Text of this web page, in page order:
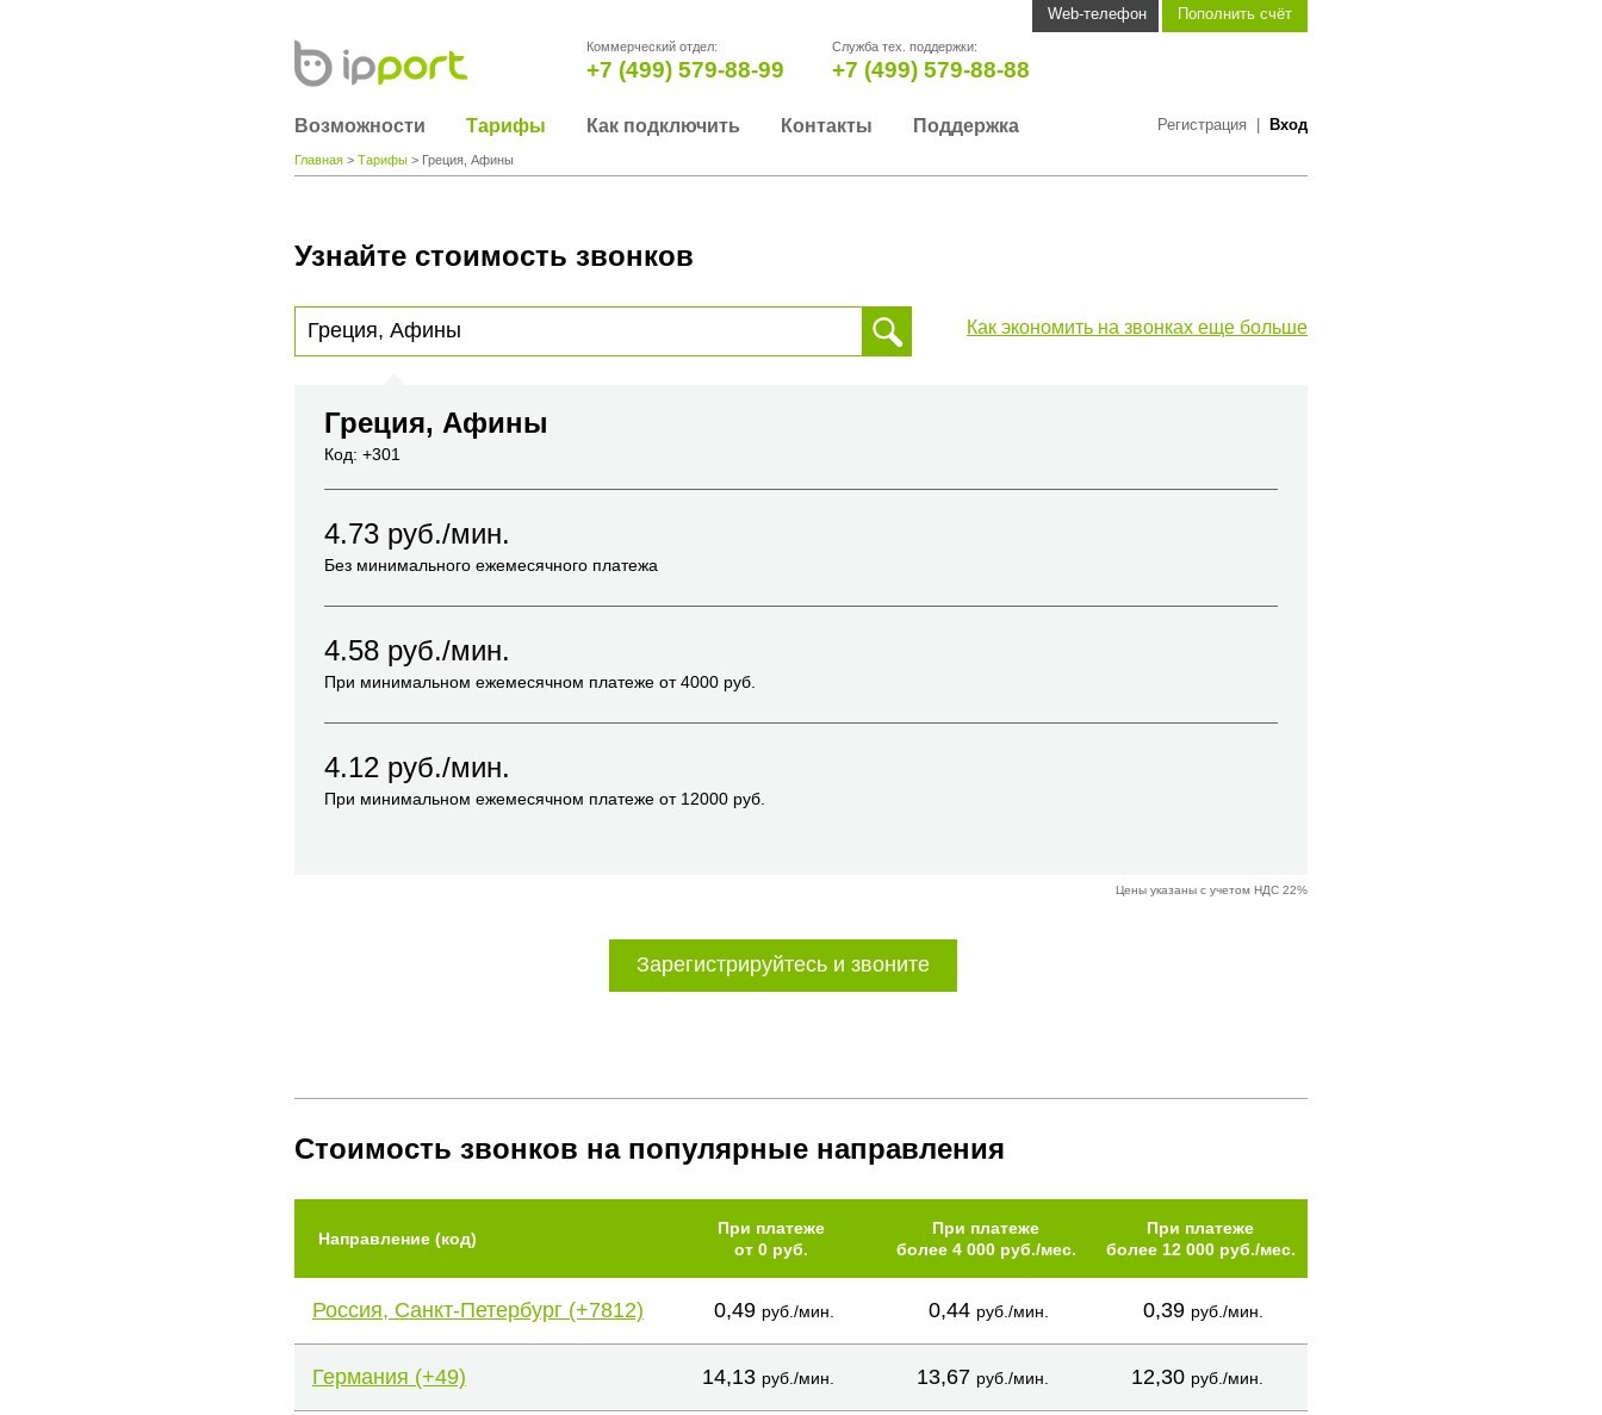
Web-телефон Пополнить счёт
Коммерческий отдел:
+7 (499) 579-88-99
Служба тех. поддержки:
+7 (499) 579-88-88
Регистрация Вход
Возможности Тарифы Как подключить Контакты Поддержка
Главная > Тарифы > Греция, Афины
Как экономить на звонках еще больше
Узнайте стоимость звонков
Греция, Афины
Код: +301
4.73 руб./мин.
Без минимального ежемесячного платежа
4.58 руб./мин.
При минимальном ежемесячном платеже от4000 руб.
4.12 руб./мин.
При минимальном ежемесячном платеже от 12000 руб.
Цены указаны с учетом НДС 22%
Зарегистрируйтесь и звоните
Стоимость звонков на популярные направления
Направление (код)
При платеже
от 0 руб.
При платеже
более 4 000 руб./мес.
При платеже
более 12 000 руб./мес.
Россия, Санкт-Петербург (+7812) 0,49 руб./мин. 0,44 руб./мин. 0,39 руб./мин.
Германия (+49) 14,13 руб./мин. 13,67 руб./мин. 12,30 руб./мин.